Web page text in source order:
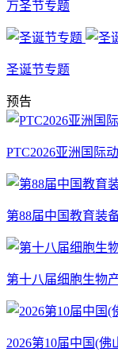
万圣节专题
圣诞节专题
预告
PTC2026亚洲国际
第88届中国教育装
第十八届细胞生物
2026第10届中国(